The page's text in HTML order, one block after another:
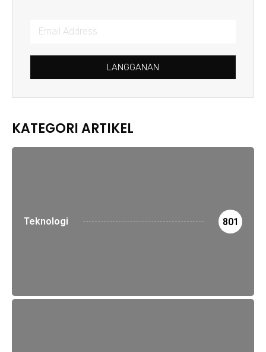
LANGGANAN
KATEGORI ARTIKEL
Teknologi 801